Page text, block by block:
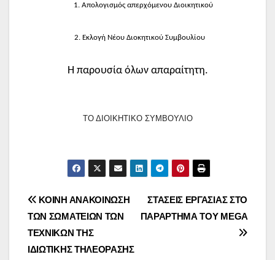
1. Απολογισμός απερχόμενου Διοικητικού
2. Εκλογή Νέου Διοκητικού Συμβουλίου
Η παρουσία όλων απαραίτητη.
ΤΟ ΔΙΟΙΚΗΤΙΚΟ ΣΥΜΒΟΥΛΙΟ
Πλοήγηση
άρθρων
ΣΤΑΣΕΙΣ ΕΡΓΑΣΙΑΣ ΣΤΟ
ΠΑΡΑΡΤΗΜΑ ΤΟΥ MEGA
ΚΟΙΝΗ ΑΝΑΚΟΙΝΩΣΗ
ΤΩΝ ΣΩΜΑΤΕΙΩΝ ΤΩΝ
ΤΕΧΝΙΚΩΝ ΤΗΣ
ΙΔΙΩΤΙΚΗΣ ΤΗΛΕΟΡΑΣΗΣ